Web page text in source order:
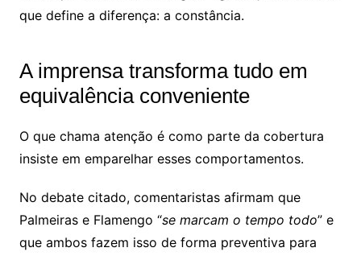
que define a diferença: a constância.
A imprensa transforma tudo em
equivalência conveniente
O que chama atenção é como parte da cobertura
insiste em emparelhar esses comportamentos.
No debate citado, comentaristas afirmam que
Palmeiras e Flamengo “se marcam o tempo todo” e
que ambos fazem isso de forma preventiva para